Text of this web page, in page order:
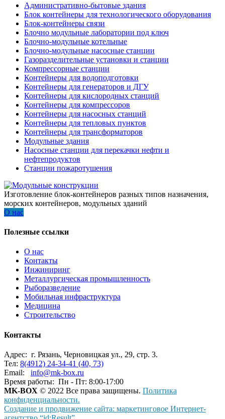
Административно-бытовые здания
Блок контейнеры для технологического оборудования
Блок-контейнеры связи
Блочно модульные лаборатории под ключ
Блочно-модульные котельные
Блочно-модульные насосные станции
Газоразделительные установки и станции
Компрессорные станции
Контейнеры для водоподготовки
Контейнеры для генераторов и ДГУ
Контейнеры для кислородных станций
Контейнеры для компрессоров
Контейнеры для насосных станций
Контейнеры для тепловых пунктов
Контейнеры для трансформаторов
Модульные здания
Насосные станции для перекачки нефти и
нефтепродуктов
Станции пожаротушения
Изготовление блок-контейнеров разных типов назначения,
морских контейнеров, модульных зданий
О нас
Полезные ссылки
О нас
Контакты
Инжиниринг
Металлургическая промышленность
Рыборазведение
Мобильная инфраструктура
Медицина
Строительство
Контакты
Адрес: г. Рязань, Черновицкая ул., 29, стр. 3.
Тел: 8(4912) 24-34-41 (40, 73)
Email:
info@mk-box.ru
Время работы: Пн - Пт: 8:00-17:00
MK-BOX © 2022 Все права защищены. Политика
конфиденциальности.
Создание и продвижение сайта: маркетинговое Интернет-